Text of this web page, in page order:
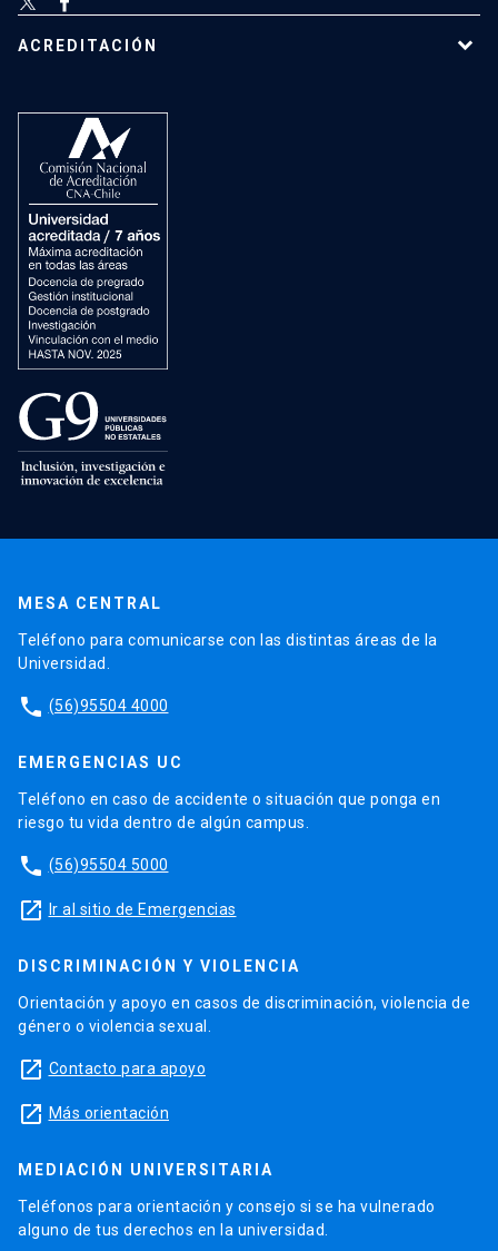
ACREDITACIÓN
MESA CENTRAL
Teléfono para comunicarse con las distintas áreas de la
Universidad.
phone (56)95504 4000
EMERGENCIAS UC
Teléfono en caso de accidente o situación que ponga en
riesgo tu vida dentro de algún campus.
phone (56)95504 5000
launch Ir al sitio de Emergencias
DISCRIMINACIÓN Y VIOLENCIA
Orientación y apoyo en casos de discriminación, violencia de
género o violencia sexual.
launch Contacto para apoyo
launch Más orientación
MEDIACIÓN UNIVERSITARIA
Teléfonos para orientación y consejo si se ha vulnerado
alguno de tus derechos en la universidad.